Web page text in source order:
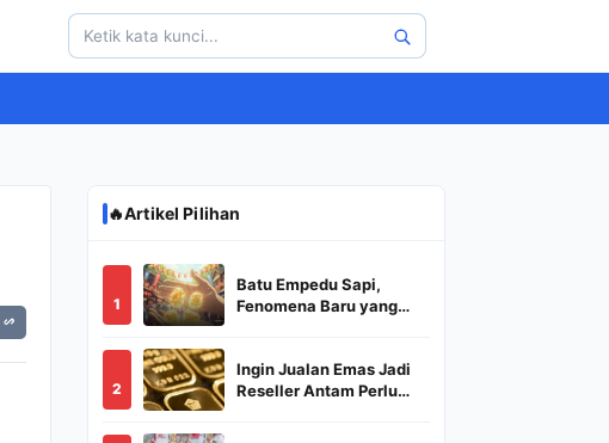
🔥Artikel Pilihan
1
Batu Empedu Sapi,
Fenomena Baru yang
2
Ingin Jualan Emas Jadi
Reseller Antam Perlu